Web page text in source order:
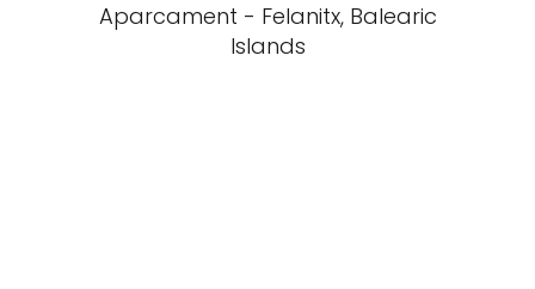
Aparcament - Felanitx, Balearic
Islands